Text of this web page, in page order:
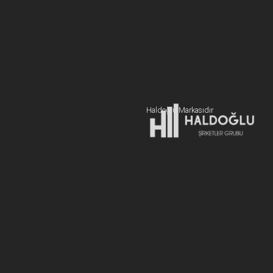
19 Mayıs Mah. Sümer Sk. Zitaş Blokları D:2 NO:7 Kadıköy
Haldoğlu Markasıdır